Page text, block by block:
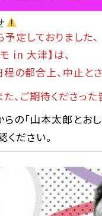
定しておりました、
in 大津】は、
の都合上、中止とさ
、ご期待くださっ
の「山本太郎とお
ださい。